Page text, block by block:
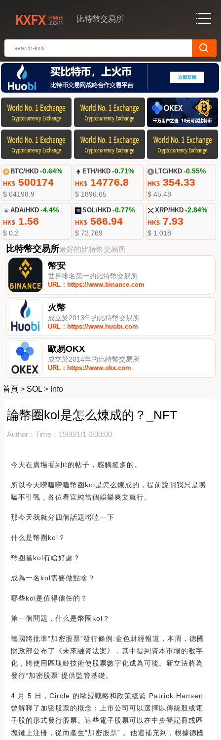
比特幣交易所
BTC/HKD -0.64%
HK$500174
$ 64198.9
ETH/HKD -0.71%
HK$ 14776.8
$ 1896.65
LTC/HKD -0.55%
HK$354.33
$ 45.48
ADA/HKD -4.4%
HK$1.56
$ 0.2
SOL/HKD -0.77%
HK$ 566.94
$ 72.769
XRP/HKD -2.84%
HK$7.93
$ 1.018
比特幣交易所最好的比特幣交易所
幣安
世界排名第一的比特幣交易所
URL：https://www.binance.com
火幣
成立於2013年的比特幣交易所
URL：https://www.huobi.com
歐易OKX
成立於2014年的比特幣交易所
URL：https://www.okx.com
首頁 > SOL > Info
論幣圈kol是怎么煉成的？_NFT
Author： Time：1900/1/1 0:00:00
今天在廣場看到tt的帖子，感觸挺多的。
所以今天嘮嗑嘮嗑幣圈kol是怎么煉成的，提前說明我只是嘮
嗑不引戰，各位看官純當個娛樂爽文就行。
那今天我就分四個話題嘮嗑一下
什么是幣圈kol？
幣圈當kol有啥好處？
成為一名kol需要做點啥？
哪些kol是值得信任的？
第一個問題，什么是幣圈kol？
德國將批準“加密股票”發行條例:金色財經報道，本周，德國
財政部公布了《未來融資法案》，其中提到資本市場的數字
化，將使用區塊鏈技術使股票數字化成為可能。新立法將為
發行“加密股票”提供監管基礎。
4 月 5 日，Circle 的歐盟戰略和政策總監 Patrick Hansen
曾解釋了加密股票的概念：上市公司可以選擇以傳統股或電
子股的形式發行股票。這些電子股票可以在中央登記冊或區
塊鏈上注冊，從而產生“加密股票” 。他還補充到，根據德國